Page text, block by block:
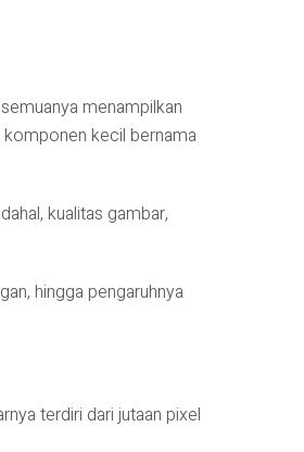
menampilkan
komponen kecil bernama
kualitas gambar,
hingga pengaruhnya
terdiri dari jutaan pixel